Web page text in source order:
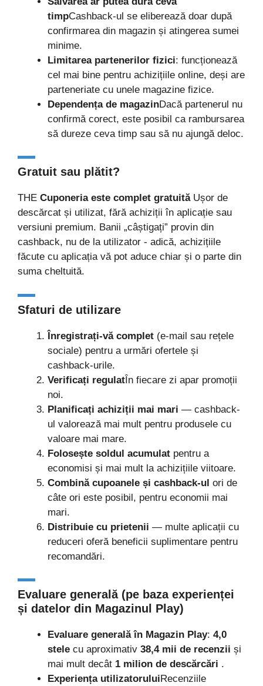
timpCashback-ul se eliberează doar după
confirmarea din magazin și atingerea sumei
minime.
Limitarea partenerilor fizici: funcționează
cel mai bine pentru achizițiile online, deși are
parteneriate cu unele magazine fizice.
Dependența de magazinDacă partenerul nu
confirmă corect, este posibil ca rambursarea
să dureze ceva timp sau să nu ajungă deloc.
Gratuit sau plătit?
THE Cuponeria este complet gratuităUșor de
descărcat și utilizat, fără achiziții în aplicație sau
versiuni premium. Banii „câștigați” provin din
cashback, nu de la utilizator - adică, achizițiile
făcute cu aplicația vă pot aduce chiar și o parte din
suma cheltuită.
Sfaturi de utilizare
Înregistrați-vă complet (e-mail sau rețele
sociale) pentru a urmări ofertele și
cashback-urile.
Verificați regulatÎn fiecare zi apar promoții
noi.
Planificați achiziții mai mari — cashback-
ul valorează mai mult pentru produsele cu
valoare mai mare.
Folosește soldul acumulat pentru a
economisi și mai mult la achizițiile viitoare.
Combină cupoanele și cashback-ul ori de
câte ori este posibil, pentru economii mai
mari.
Distribuie cu prietenii — multe aplicații cu
reduceri oferă beneficii suplimentare pentru
recomandări.
Evaluare generală (pe baza experienței
și datelor din Magazinul Play)
Evaluare generală în Magazin Play: 4,0
stele cu aproximativ 38,4 mii de recenzii și
mai mult decât 1 milion de descărcări .
Experiența utilizatoruluiRecenziile